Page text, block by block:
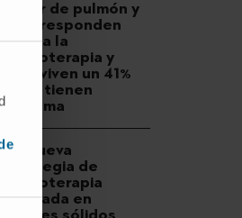
cáncer de pulmón y
EPOC responden
a la
inmunoterapia y
sobreviven un 41%
más si tienen
nueva
estrategia de
inmunoterapia
en